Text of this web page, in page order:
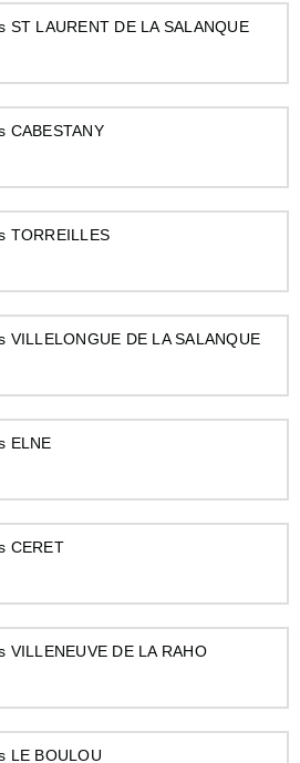
ST LAURENT DE LA SALANQUE
CABESTANY
TORREILLES
VILLELONGUE DE LA SALANQUE
ELNE
CERET
VILLENEUVE DE LA RAHO
LE BOULOU